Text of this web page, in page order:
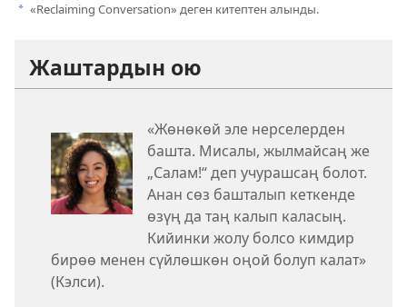
a «Reclaiming Conversation» деген китептен алынды.
Жаштардын ою
«Жөнөкөй эле нерселерден
башта. Мисалы, жылмайсаң же
„Салам!“ деп учурашсаң болот.
Анан сөз башталып кеткенде
өзүң да таң калып каласың.
Кийинки жолу болсо кимдир
бирөө менен сүйлөшкөн оңой болуп калат»
(Кэлси).